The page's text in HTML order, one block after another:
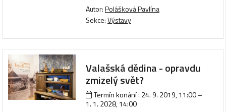
Autor:Polášková Pavlína
Sekce:Výstavy
Valašská dědina - opravdu
zmizelý svět?
Termín konání : 24. 9. 2019, 11:00–
1. 1. 2028, 14:00